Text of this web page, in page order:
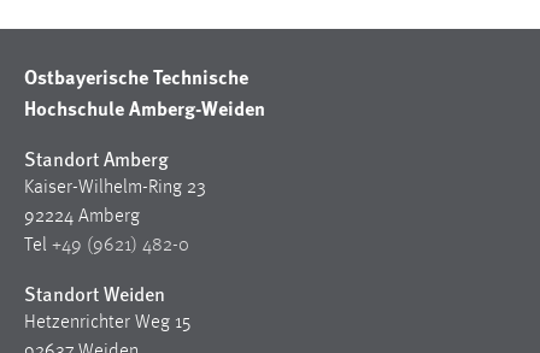
Ostbayerische Technische
Hochschule Amberg-Weiden
Standort Amberg
Kaiser-Wilhelm-Ring 23
92224 Amberg
Tel +49 (9621) 482-0
Standort Weiden
Hetzenrichter Weg 15